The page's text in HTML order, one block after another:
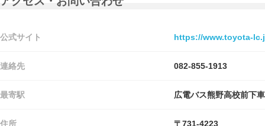
公式サイト https://www.toyota-
連絡先 082-855-1913
最寄駅 広電バス熊野高校前下
住所
〒731-4223